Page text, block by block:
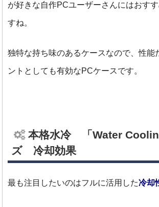
が好きな自作PCユーザーさんにはおす
すね。
独特な持ち味のあるケースなので、性能
ントとしても有効なPCケースです。
本格水冷 「Water
ズ 冷却効果
最も注目したいのはフルに活用した冷却